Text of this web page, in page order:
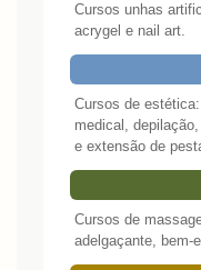
Cursos unhas
acrygel e nail art.
Cursos de
medical,
e extensão de
Cursos de
adelgaçante, bem-